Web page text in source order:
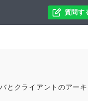
質問す
クライアントのアー